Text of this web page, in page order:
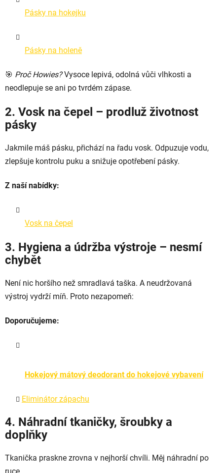
Pásky na hokejku
Pásky na holeně
🎯 Proč Howies?Vysoce lepivá, odolná vůči vlhkosti a
neodlepuje se ani po tvrdém zápase.
2. Vosk na čepel – prodluž životnost
pásky
Jakmile máš pásku, přichází na řadu vosk. Odpuzuje vodu,
zlepšuje kontrolu puku a snižuje opotřebení pásky.
Z naší nabídky:
Vosk na čepel
3. Hygiena a údržba výstroje – nesmí
chybět
Není nic horšího než smradlavá taška. A neudržovaná
výstroj vydrží míň. Proto nezapomeň:
Doporučujeme:
Hokejový mátový deodorant do hokejové vybavení
Eliminátor zápachu
4. Náhradní tkaničky, šroubky a
doplňky
Tkanička praskne zrovna v nejhorší chvíli. Měj náhradní po